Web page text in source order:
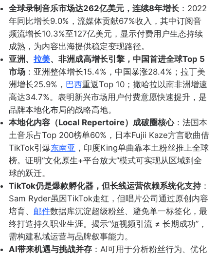
全球录制音乐市场达262亿美元，连续8年增长：2022
年同比增长9.0%，流媒体贡献67%收入，其中订阅音
频流增长10.3%至127亿美元，显示付费用户生态持续
成熟，为内容出海提供稳定变现路径。
亚洲、 拉美、非洲成高增长引擎，中国首进全球Top 5
市场：亚洲整体增长15.4%，中国暴涨28.4%；拉丁美
洲增长25.9%， 巴西重返Top 10；撒哈拉以南非洲增速
高达34.7%。表明新兴市场用户付费意愿快速提升，是
品牌本地化布局的战略高地。
本地化内容（Local Repertoire）成破圈核心：法国本
土音乐占Top 200榜单60%，日本Fujii Kaze方言歌曲借
TikTok引爆东南亚 ，印度King单曲靠本土粉丝推上全球
榜。证明“文化原生+平台放大”模式可实现从区域到全
球的跃迁。
TikTok仍是爆款孵化器，但长线运营依赖系统化支持：
Sam Ryder虽因TikTok走红，但唱片公司通过原创内容
培育、 邮件数据库沉淀超级粉丝、避免单一标签化，最
终打造持久职业生涯。揭示“短视频引流 ≠ 长期成功”，
需构建私域运营与品牌叙事能力。
AI带来机遇与挑战并存：AI可用于分析粉丝行为、优化